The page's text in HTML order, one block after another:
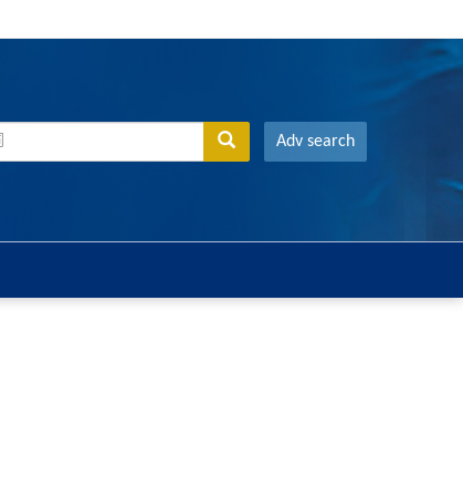
Adv search